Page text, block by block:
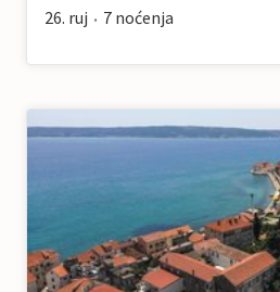
26. ruj • 7 noćenja